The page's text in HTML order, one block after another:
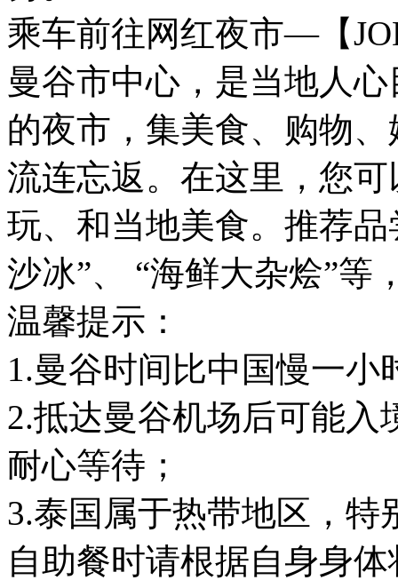
乘车前往网红夜市—【
曼谷市中心，是当地人
的夜市，集美食、购物
流连忘返。在这里，您
玩、和当地美食。推荐
沙冰”、 “海鲜大杂烩”
温馨提示：
1.曼谷时间比中国慢一小
2.抵达曼谷机场后可能
耐心等待；
3.泰国属于热带地区，
自助餐时请根据自身身